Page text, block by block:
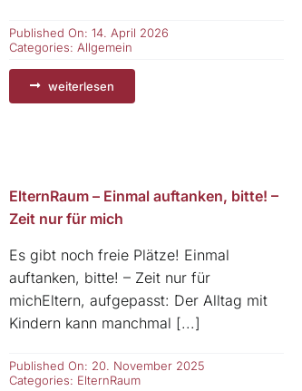
Published On: 14. April 2026
Categories: Allgemein
weiterlesen
ElternRaum – Einmal auftanken, bitte! –
Zeit nur für mich
Es gibt noch freie Plätze! Einmal
auftanken, bitte! – Zeit nur für
michEltern, aufgepasst: Der Alltag mit
Kindern kann manchmal [...]
Published On: 20. November 2025
Categories: ElternRaum